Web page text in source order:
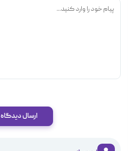
ارسال دیدگاه